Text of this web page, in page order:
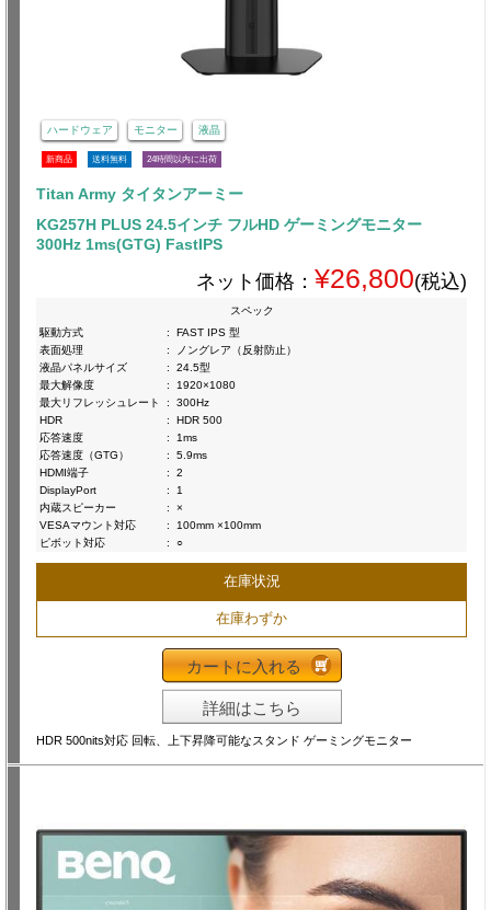
ハードウェア モニター 液晶
新商品 送料無料 24時間以内に出荷
Titan Army タイタンアーミー
KG257H PLUS 24.5インチ フルHD ゲーミングモニター
300Hz 1ms(GTG) FastIPS
ネット価格： ¥26,800(税込)
スペック
駆動方式
:
FAST IPS 型
表面処理
:
ノングレア（反射防止）
液晶パネルサイズ
:
24.5型
最大解像度
:
1920×1080
最大リフレッシュレート
:
300Hz
HDR
:
HDR 500
応答速度
:
1ms
応答速度（GTG）
:
5.9ms
HDMI端子
:
2
DisplayPort
:
1
内蔵スピーカー
:
×
VESAマウント対応
:
100mm ×100mm
ピボット対応
: ○
在庫状況
在庫わずか
カートに入れる
詳細はこちら
HDR 500nits対応 回転、上下昇降可能なスタンド ゲーミングモニター